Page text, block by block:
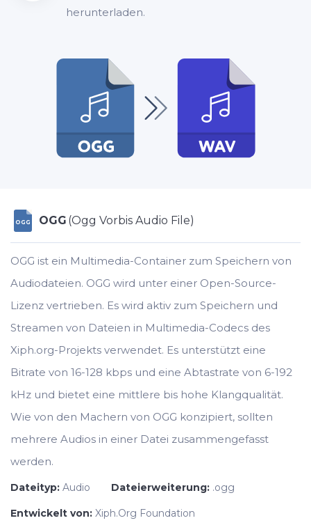
herunterladen.
OGG OGG (Ogg Vorbis Audio File)
OGG ist ein Multimedia-Container zum Speichern von
Audiodateien. OGG wird unter einer Open-Source-
Lizenz vertrieben. Es wird aktiv zum Speichern und
Streamen von Dateien in Multimedia-Codecs des
Xiph.org-Projekts verwendet. Es unterstützt eine
Bitrate von 16-128 kbps und eine Abtastrate von 6-192
kHz und bietet eine mittlere bis hohe Klangqualität.
Wie von den Machern von OGG konzipiert, sollten
mehrere Audios in einer Datei zusammengefasst
werden.
Dateityp: Audio Dateierweiterung: .ogg
Entwickelt von: Xiph.Org Foundation